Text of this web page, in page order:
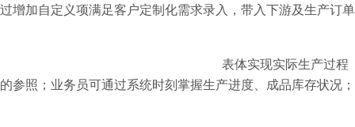
过增加自定义项满足客户定制化需求录入，带入下游及生产订单
表体实现实际生产过程
的参照； 业务员可通过系统时刻掌握生产进度、成品库存状况；